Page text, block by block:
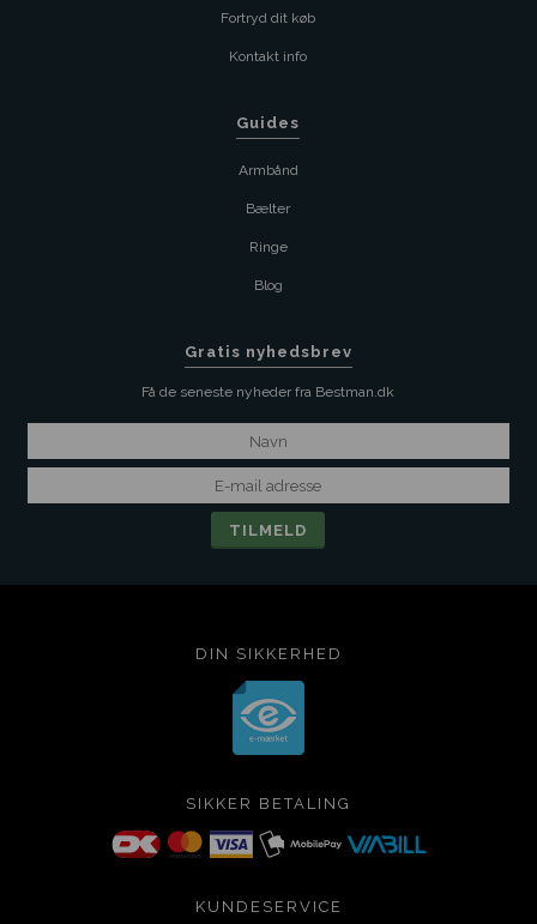
Fortryd dit køb
Kontakt info
Guides
Armbånd
Bælter
Ringe
Blog
Gratis nyhedsbrev
Få de seneste nyheder fra Bestman.dk
DIN SIKKERHED
SIKKER BETALING
KUNDESERVICE